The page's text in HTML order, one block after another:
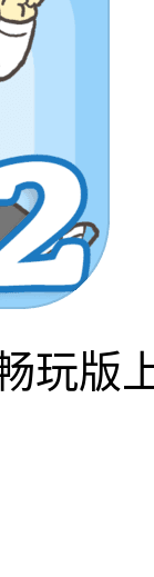
玩版